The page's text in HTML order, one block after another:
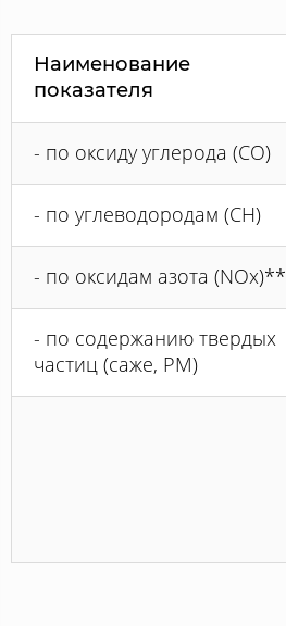
Наименование
показателя
- по оксиду углерода (CO)
- по углеводородам (CH)
- по оксидам азота (NOx)**
- по содержанию твердых
частиц (саже, РМ)